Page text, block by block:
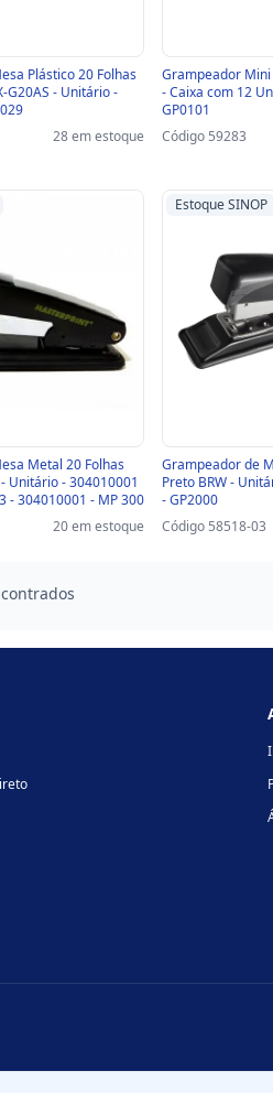
Plástico 20 Folhas
G20AS - Unitário -
28 em estoque
Grampeador Mini
- Caixa com 12
GP0101
Código 59283
Metal 20 Folhas
Unitário - 304010001
- 304010001 - MP 300
20 em estoque
Estoque SINOP
Grampeador de
Preto BRW -
- GP2000
Código 58518-03